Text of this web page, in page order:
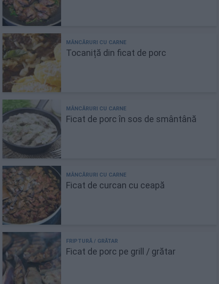
Tocaniță din ficat de porc
Ficat de porc în sos de smântână
Ficat de curcan cu ceapă
Ficat de porc pe grill / grătar